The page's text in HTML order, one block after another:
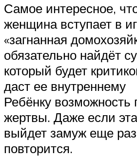
Самое интересное,
женщина вступает в
«загнанная
обязательно найдёт
который будет
даст ее внутреннему
Ребёнку возможность
жертвы. Даже если
выйдет замуж еще
повторится.